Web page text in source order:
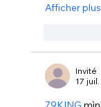
Afficher plus
Invité
17 juil.